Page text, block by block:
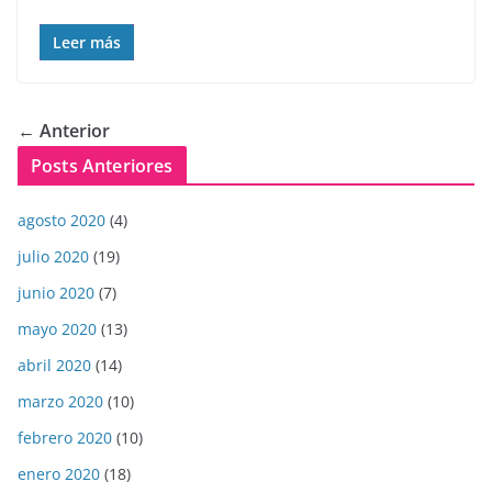
Leer más
← Anterior
Posts Anteriores
agosto 2020 (4)
julio 2020 (19)
junio 2020 (7)
mayo 2020 (13)
abril 2020 (14)
marzo 2020 (10)
febrero 2020 (10)
enero 2020 (18)